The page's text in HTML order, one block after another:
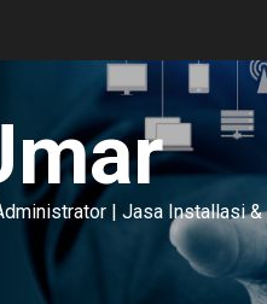
| Jasa Installasi &